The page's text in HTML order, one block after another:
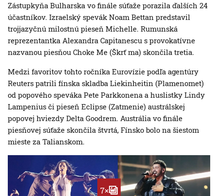
Zástupkyňa Bulharska vo finále súťaže porazila ďalších 24
účastníkov. Izraelský spevák Noam Bettan predstavil
trojjazyčnú milostnú pieseň Michelle. Rumunská
reprezentantka Alexandra Capitanescu s provokatívne
nazvanou piesňou Choke Me (Škrť ma) skončila tretia.
Medzi favoritov tohto ročníka Eurovízie podľa agentúry
Reuters patrili fínska skladba Liekinheitin (Plamenomet)
od popového speváka Pete Parkkonena a huslistky Lindy
Lampenius či pieseň Eclipse (Zatmenie) austrálskej
popovej hviezdy Delta Goodrem. Austrália vo finále
piesňovej súťaže skončila štvrtá, Fínsko bolo na šiestom
mieste za Talianskom.
7×